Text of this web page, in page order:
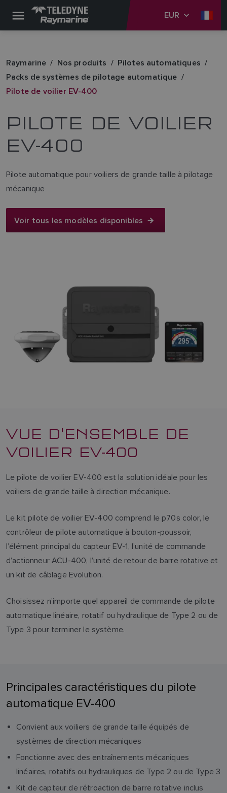
EUR
Raymarine Nos produits
Pilotes automatiques
Packs de systèmes de pilotage automatique
Pilote de voilier EV-400
PILOTE DE VOILIER
EV-400
Pilote automatique pour voiliers de grande taille à pilotage
mécanique
Voir tous les modèles disponibles
VUE D'ENSEMBLE DE
VOILIER EV-400
Le pilote de voilier EV-400 est la solution idéale pour les
voiliers de grande taille à direction mécanique.
Le kit pilote de voilier EV-400 comprend le p70s color, le
contrôleur de pilote automatique à bouton-poussoir,
l’élément principal du capteur EV-1, l’unité de commande
d’actionneur ACU-400, l’unité de retour de barre rotative et
un kit de câblage Evolution.
Choisissez n’importe quel appareil de commande de pilote
automatique linéaire, rotatif ou hydraulique de Type 2 ou de
Type 3 pour terminer le système.
Principales caractéristiques du pilote
automatique EV-400
Convient aux voiliers de grande taille équipés de
systèmes de direction mécaniques
Fonctionne avec des entraînements mécaniques
linéaires, rotatifs ou hydrauliques de Type 2 ou de Type 3
Kit de capteur de rétroaction de barre rotative inclus